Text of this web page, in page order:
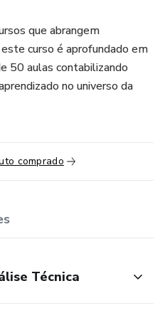
que abrangem
curso é aprofundado em
50 aulas contabilizando
no universo da
comprado
Técnica